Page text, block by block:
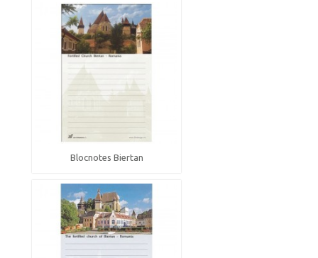
Blocnotes Biertan